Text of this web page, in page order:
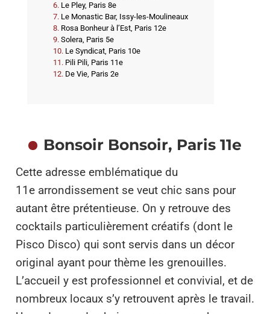
Le Pley, Paris 8e
Le Monastic Bar, Issy-les-Moulineaux
Rosa Bonheur à l’Est, Paris 12e
Solera, Paris 5e
Le Syndicat, Paris 10e
Pili Pili, Paris 11e
De Vie, Paris 2e
Bonsoir Bonsoir, Paris 11e
Cette adresse emblématique du
11e arrondissement se veut chic sans pour
autant être prétentieuse. On y retrouve des
cocktails particulièrement créatifs (dont le
Pisco Disco) qui sont servis dans un décor
original ayant pour thème les grenouilles.
L’accueil y est professionnel et convivial, et de
nombreux locaux s’y retrouvent après le travail.